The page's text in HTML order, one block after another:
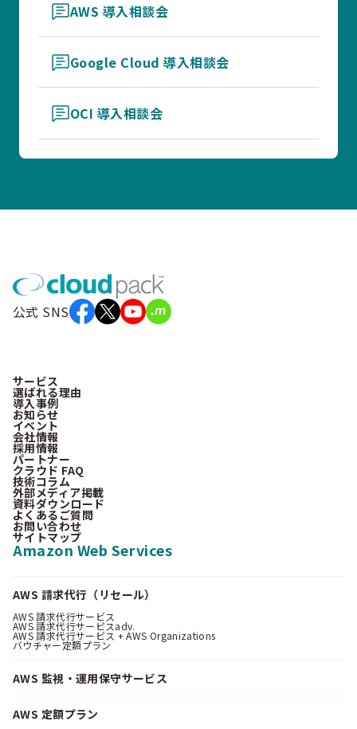
AWS 導入相談会
Google Cloud 導入相談会
OCI 導入相談会
公式 SNS
サービス
選ばれる理由
導入事例
お知らせ
イベント
会社情報
採用情報
パートナー
クラウド FAQ
技術コラム
外部メディア掲載
資料ダウンロード
よくあるご質問
お問い合わせ
サイトマップ
Amazon Web Services
AWS 請求代行（リセール）
AWS 請求代行サービス
AWS 請求代行サービスadv.
AWS 請求代行サービス + AWS Organizations
バウチャー定額プラン
AWS 監視・運用保守サービス
AWS 定額プラン